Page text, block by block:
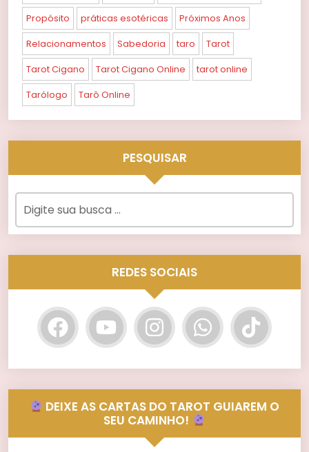
Propósito práticas esotéricas Próximos Anos
Relacionamentos Sabedoria taro Tarot
Tarot Cigano Tarot Cigano Online tarot online
Tarólogo Tarô Online
PESQUISAR
REDES SOCIAIS
DEIXE AS CARTAS DO TAROT GUIAREM O
SEU CAMINHO!